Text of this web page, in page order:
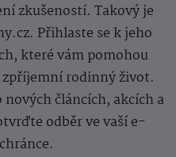
zkušeností. Takový je
Přihlaste se k jeho
které vám pomohou
rodinný život.
článcích, akcích a
odběr ve vaší e-